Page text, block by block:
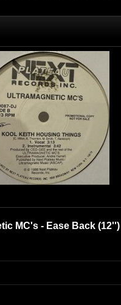
MC's - Ease Back